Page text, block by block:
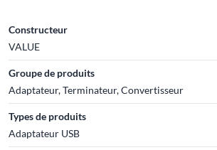
Constructeur
VALUE
Groupe de produits
Adaptateur, Terminateur, Convertisseur
Types de produits
Adaptateur USB